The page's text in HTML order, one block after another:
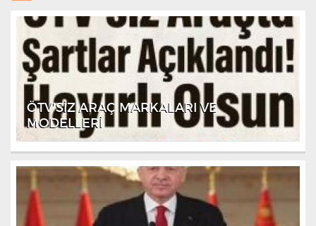
ÖTV’SİZ ARAÇ MARKALARI VE
MODELLERİ